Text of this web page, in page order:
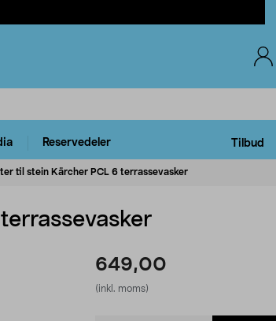
Reservedeler Tilbud
til stein Kärcher PCL 6 terrassevasker
649,00
(inkl. moms)